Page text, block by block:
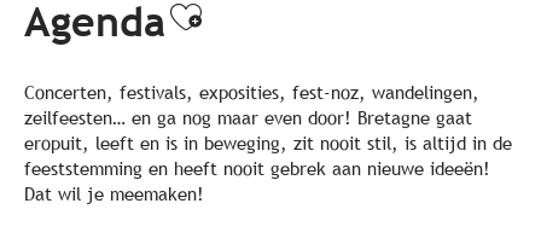
AgendaAjouter aux favoris
Concerten, festivals, exposities, fest-noz, wandelingen,
zeilfeesten… en ga nog maar even door! Bretagne gaat
eropuit, leeft en is in beweging, zit nooit stil, is altijd in de
feeststemming en heeft nooit gebrek aan nieuwe ideeën!
Dat wil je meemaken!